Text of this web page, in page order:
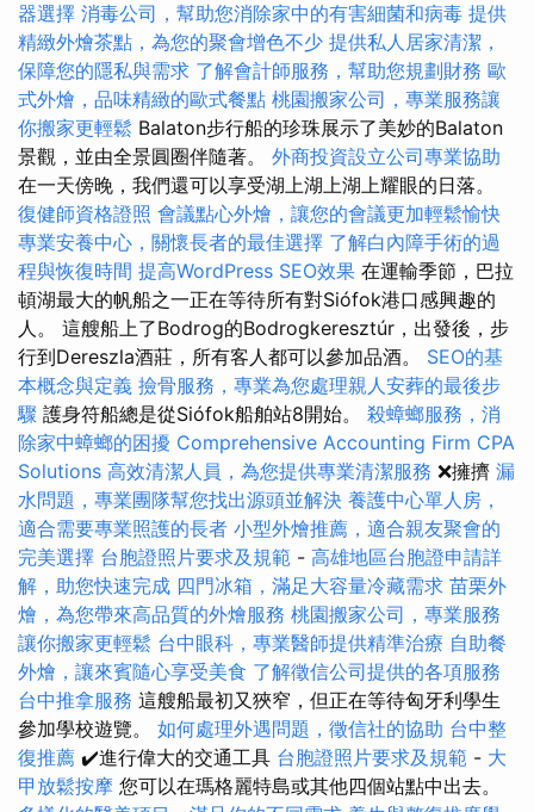
器選擇 消毒公司，幫助您消除家中的有害細菌和病毒 提供
精緻外燴茶點，為您的聚會增色不少 提供私人居家清潔，
保障您的隱私與需求 了解會計師服務，幫助您規劃財務 歐
式外燴，品味精緻的歐式餐點 桃園搬家公司，專業服務讓
你搬家更輕鬆 Balaton步行船的珍珠展示了美妙的Balaton
景觀，並由全景圓圈伴隨著。 外商投資設立公司專業協助
在一天傍晚，我們還可以享受湖上湖上湖上耀眼的日落。
復健師資格證照 會議點心外燴，讓您的會議更加輕鬆愉快
專業安養中心，關懷長者的最佳選擇 了解白內障手術的過
程與恢復時間 提高WordPress SEO效果 在運輸季節，巴拉
頓湖最大的帆船之一正在等待所有對Siófok港口感興趣的
人。 這艘船上了Bodrog的Bodrogkeresztúr，出發後，步
行到Dereszla酒莊，所有客人都可以參加品酒。 SEO的基
本概念與定義 撿骨服務，專業為您處理親人安葬的最後步
驟 護身符船總是從Siófok船舶站8開始。 殺蟑螂服務，消
除家中蟑螂的困擾 Comprehensive Accounting Firm CPA
Solutions 高效清潔人員，為您提供專業清潔服務 ❌擁擠 漏
水問題，專業團隊幫您找出源頭並解決 養護中心單人房，
適合需要專業照護的長者 小型外燴推薦，適合親友聚會的
完美選擇 台胞證照片要求及規範 - 高雄地區台胞證申請詳
解，助您快速完成 四門冰箱，滿足大容量冷藏需求 苗栗外
燴，為您帶來高品質的外燴服務 桃園搬家公司，專業服務
讓你搬家更輕鬆 台中眼科，專業醫師提供精準治療 自助餐
外燴，讓來賓隨心享受美食 了解徵信公司提供的各項服務
台中推拿服務 這艘船最初又狹窄，但正在等待匈牙利學生
參加學校遊覽。 如何處理外遇問題，徵信社的協助 台中整
復推薦 ✔️進行偉大的交通工具 台胞證照片要求及規範 - 大
甲放鬆按摩 您可以在瑪格麗特島或其他四個站點中出去。